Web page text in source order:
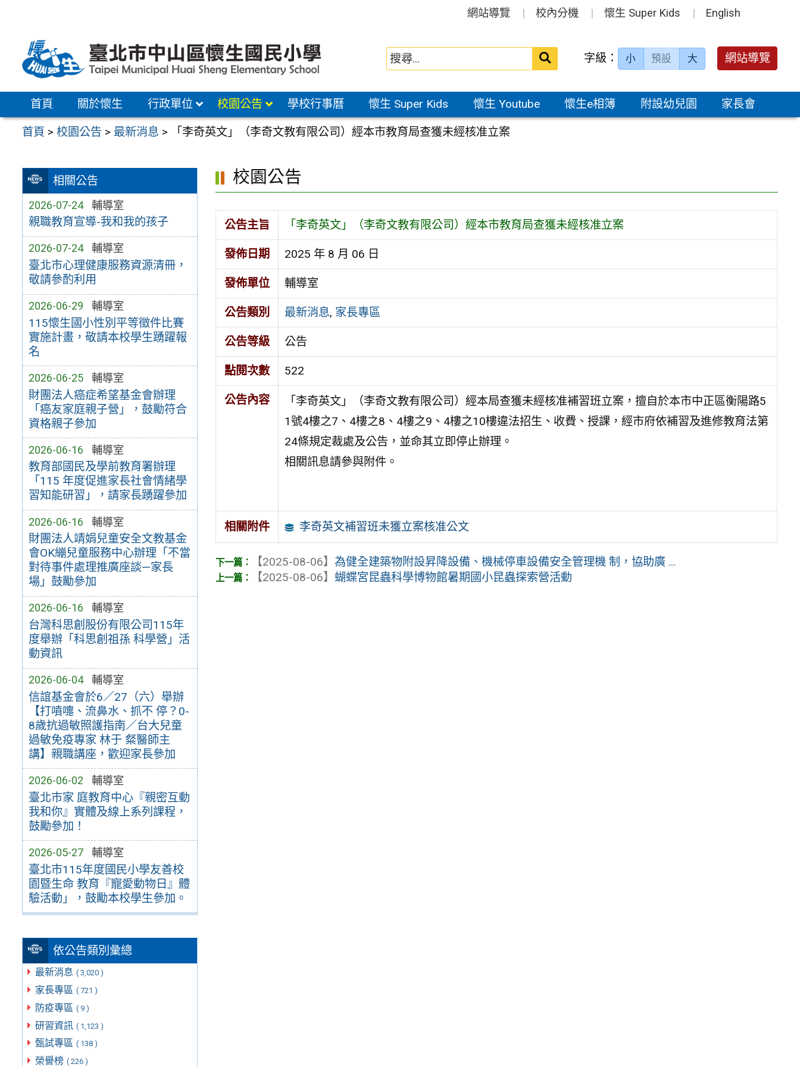
區
網站導覽 校內分機 懷生 Super Kids English
送出 字級： 小 預設 大 網站導覽
首頁 關於懷生 行政單位 校園公告 學校行事曆 懷生 Super Kids 懷生 Youtube 懷生e相簿 附設幼兒園 家長會
首頁 >校園公告 > 最新消息 > 「李奇英文」（李奇文教有限公司）經本市教育局查獲未經核准立案
相關公告
2026-07-24 輔導室
親職教育宣導-我和我的孩子
2026-07-24 輔導室
臺北市心理健康服務資源清冊，
敬請參酌利用
2026-06-29 輔導室
115懷生國小性別平等徵件比賽
實施計畫，敬請本校學生踴躍報
名
2026-06-25 輔導室
財團法人癌症希望基金會辦理
「癌友家庭親子營」，鼓勵符合
資格親子參加
2026-06-16 輔導室
教育部國民及學前教育署辦理
「115 年度促進家長社會情緒學
習知能研習」，請家長踴躍參加
2026-06-16 輔導室
財團法人靖娟兒童安全文教基金
會OK繃兒童服務中心辦理「不當
對待事件處理推廣座談—家長
場」鼓勵參加
2026-06-16 輔導室
台灣科思創股份有限公司115年
度舉辦「科思創祖孫 科學營」活
動資訊
2026-06-04 輔導室
信誼基金會於6／27（六）舉辦
【打噴嚏、流鼻水、抓不 停？0-
8歲抗過敏照護指南／台大兒童
過敏免疫專家 林于 粲醫師主
講】親職講座，歡迎家長參加
2026-06-02 輔導室
臺北市家 庭教育中心『親密互動
我和你』實體及線上系列課程，
鼓勵參加！
2026-05-27 輔導室
臺北市115年度國民小學友善校
園暨生命 教育『寵愛動物日』體
驗活動」，鼓勵本校學生參加。
依公告類別彙總
最新消息 ( 3,020 )
家長專區 ( 721 )
防疫專區 ( 9 )
研習資訊 ( 1,123 )
甄試專區 ( 138 )
榮譽榜 ( 226 )
校園公告
公告主旨 「李奇英文」（李奇文教有限公司）經本市教育局查獲未經核准立案
發佈日期 2025 年 8 月 06 日
發佈單位 輔導室
公告類別 最新消息, 家長專區
公告等級 公告
點閱次數 522
公告內容
「李奇英文」（李奇文教有限公司）經本局查獲未經核准補習班立案，擅自於本市中正區衡陽路5
1號4樓之7、4樓之8、4樓之9、4樓之10樓違法招生、收費、授課，經市府依補習及進修教育法第
24條規定裁處及公告，並命其立即停止辦理。
相關訊息請參與附件。
相關附件 李奇英文補習班未獲立案核准公文
【2025-08-06】為健全建築物附設昇降設備、機械停車設備安全管理機 制，協助廣 ...
【2025-08-06】蝴蝶宮昆蟲科學博物館暑期國小昆蟲探索營活動